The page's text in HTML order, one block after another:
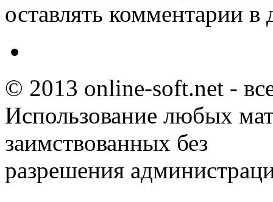
оставлять комментарии в
© 2013 online-soft.net -
Использование любых
заимствованных без
разрешения